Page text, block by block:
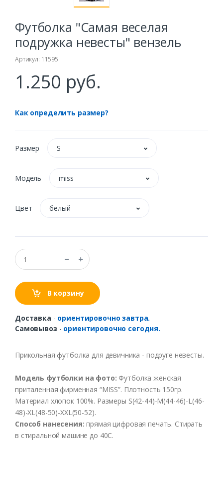
Футболка "Самая веселая
подружка невесты" вензель
Артикул: 11595
1.250 руб.
Как определить размер?
Размер S
Модель miss
Цвет белый
В корзину
Доставка - ориентировочно завтра.
Самовывоз - ориентировочно сегодня.
Прикольная футболка для девичника - подруге невесты.
Модель футболки на фото: Футболка женская
приталенная фирменная “MISS”. Плотность 150гр.
Материал хлопок 100%. Размеры S(42-44)-M(44-46)-L(46-
48)-XL(48-50)-XXL(50-52).
Способ нанесения: прямая цифровая печать. Стирать
в стиральной машине до 40С.